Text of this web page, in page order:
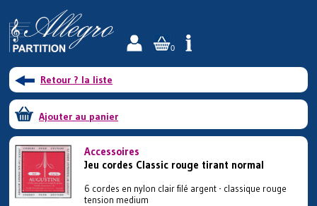
0
Retour ? la liste
Ajouter au panier
Accessoires
Jeu cordes Classic rouge tirant normal
6 cordes en nylon clair filé argent - classique rouge
tension medium